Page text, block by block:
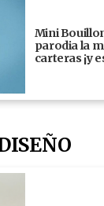
Mini
parodia la
carteras ¡y